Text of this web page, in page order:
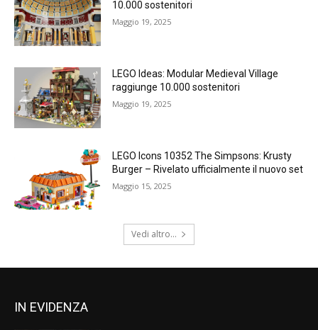
10.000 sostenitori
Maggio 19, 2025
LEGO Ideas: Modular Medieval Village
raggiunge 10.000 sostenitori
Maggio 19, 2025
LEGO Icons 10352 The Simpsons: Krusty
Burger – Rivelato ufficialmente il nuovo set
Maggio 15, 2025
Vedi altro...
IN EVIDENZA